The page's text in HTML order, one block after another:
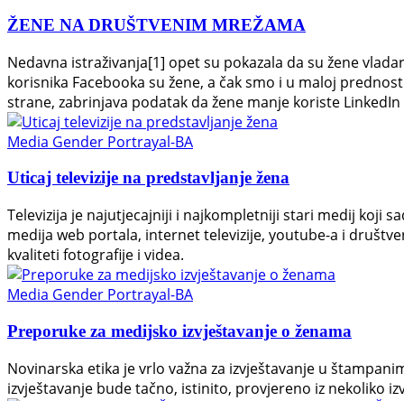
ŽENE NA DRUŠTVENIM MREŽAMA
Nedavna istraživanja[1] opet su pokazala da su žene
korisnika Facebooka su žene, a čak smo i u maloj
strane, zabrinjava podatak da žene manje koriste
Media Gender Portrayal-BA
Uticaj televizije na predstavljanje žena
Televizija je najutjecajniji i najkompletniji stari medij koji
medija web portala, internet televizije, youtube-a i
kvaliteti fotografije i videa.
Media Gender Portrayal-BA
Preporuke za medijsko izvještavanje o ženama
Novinarska etika je vrlo važna za izvještavanje u
izvještavanje bude tačno, istinito, provjereno iz nekoliko